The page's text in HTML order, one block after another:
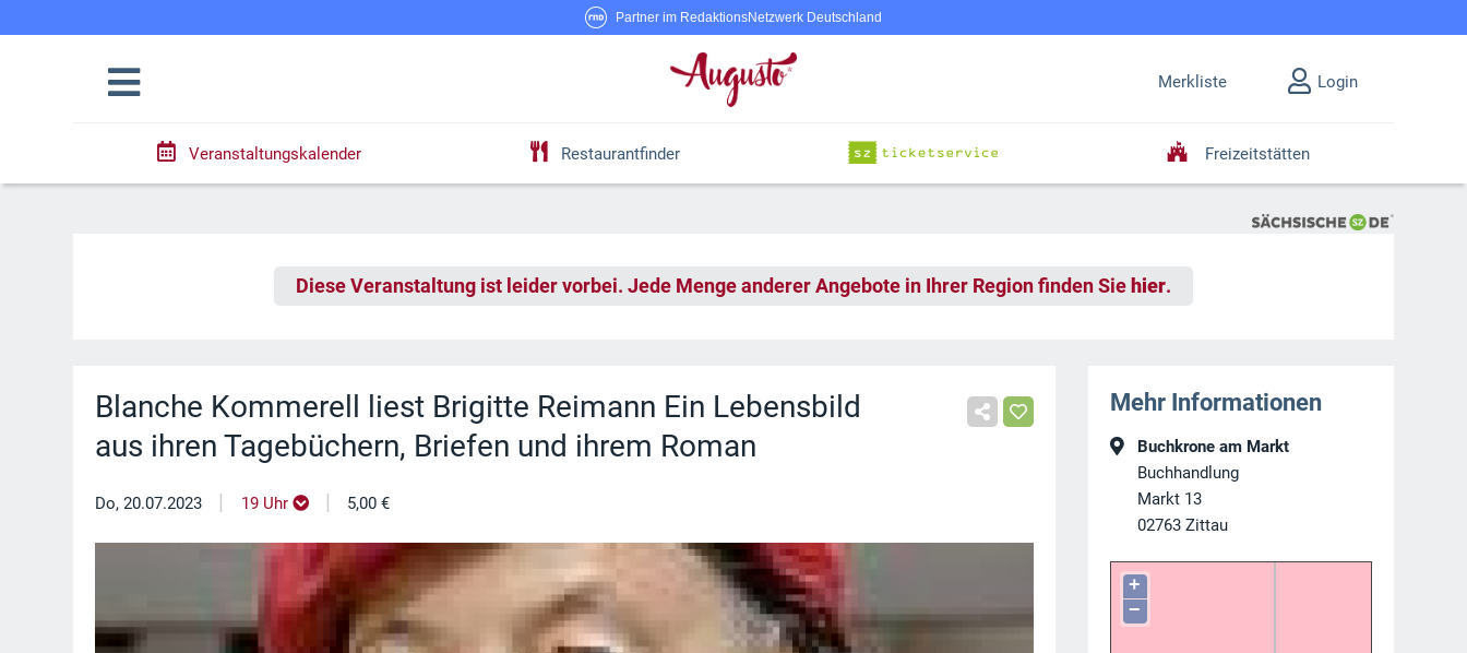
Partner im RedaktionsNetzwerk Deutschland
Merkliste Login
Veranstaltungskalender Restaurantfinder Freizeitstätten
Diese Veranstaltung ist leider vorbei. Jede Menge anderer Angebote in Ihrer Region finden Sie hier.
Blanche Kommerell liest Brigitte Reimann Ein Lebensbild
aus ihren Tagebüchern, Briefen und ihrem Roman
Do, 20.07.2023 | 19 Uhr | 5,00 €
Mehr Informationen
Buchkrone am Markt
Buchhandlung
Markt 13
02763 Zittau
+
−